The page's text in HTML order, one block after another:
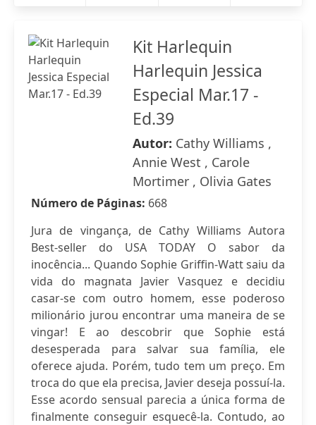
Kit Harlequin
Harlequin Jessica
Especial Mar.17 -
Ed.39
Autor: Cathy Williams ,
Annie West , Carole
Mortimer , Olivia Gates
Número de Páginas: 668
Jura de vingança, de Cathy Williams Autora
Best-seller do USA TODAY O sabor da
inocência... Quando Sophie Griffin-Watt saiu da
vida do magnata Javier Vasquez e decidiu
casar-se com outro homem, esse poderoso
milionário jurou encontrar uma maneira de se
vingar! E ao descobrir que Sophie está
desesperada para salvar sua família, ele
oferece ajuda. Porém, tudo tem um preço. Em
troca do que ela precisa, Javier deseja possuí-la.
Esse acordo sensual parecia a única forma de
finalmente conseguir esquecê-la. Contudo, ao